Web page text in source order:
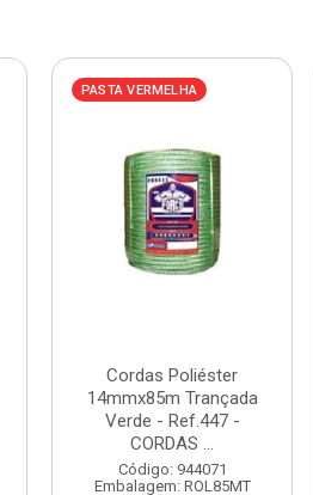
PASTA VERMELHA
Cordas Poliéster
14mmx85m Trançada
Verde - Ref.447 -
CORDAS ...
Código: 944071
Embalagem: ROL85MT